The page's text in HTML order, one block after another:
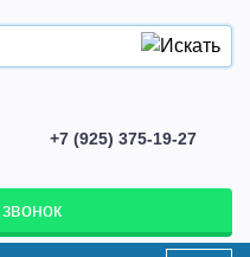
+7 (925) 375-19-27